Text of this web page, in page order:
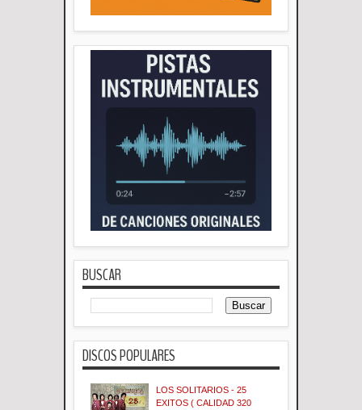
BUSCAR
DISCOS POPULARES
LOS SOLITARIOS - 25
EXITOS ( CALIDAD 320